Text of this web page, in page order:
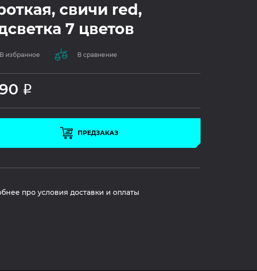
свичи red,
7 цветов
В избранное В сравнение
Р
ПРЕДЗАКАЗ
про условия доставки и оплаты